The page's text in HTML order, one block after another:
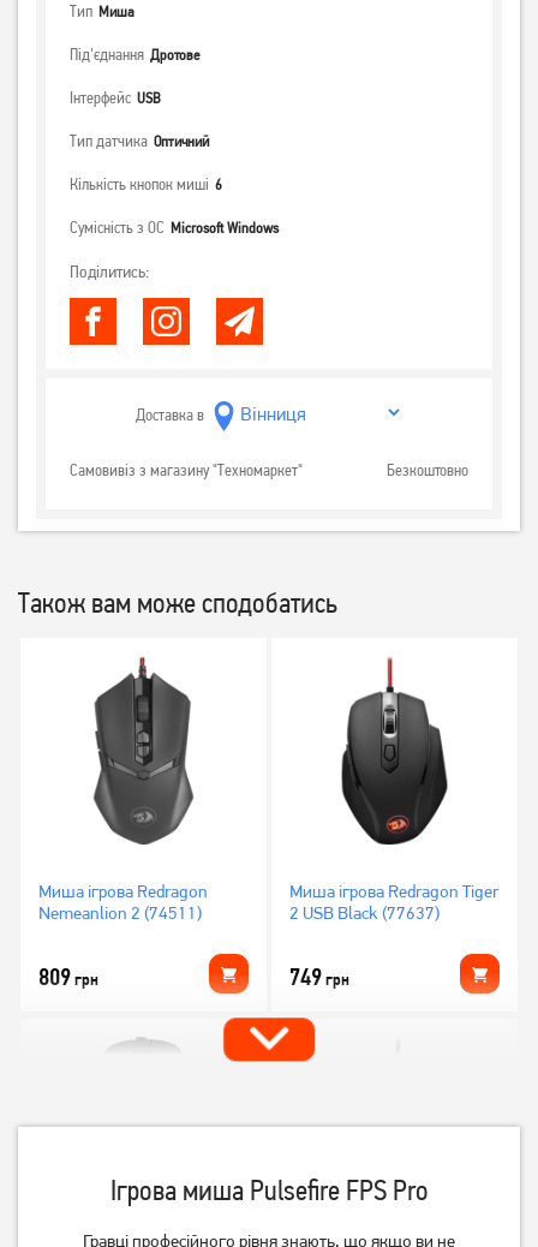
Тип Миша
Під'єднання Дротове
Інтерфейс USB
Тип датчика Оптичний
Кількість кнопок миші 6
Сумісність з ОС Microsoft Windows
Поділитись:
Доставка в
Самовивіз з магазину "Техномаркет" Безкоштовно
Також вам може сподобатись
Миша ігрова Redragon
Nemeanlion 2 (74511)
809грн
Миша ігрова Redragon Tiger
2 USB Black (77637)
749грн
Ігрова миша Pulsefire FPS Pro
Гравці професійного рівня знають, що якщо ви не